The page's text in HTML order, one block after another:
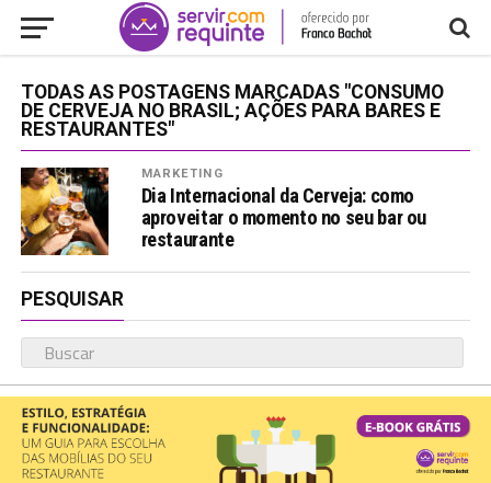
TODAS AS POSTAGENS MARCADAS "CONSUMO
DE CERVEJA NO BRASIL; AÇÕES PARA BARES E
RESTAURANTES"
MARKETING
Dia Internacional da Cerveja: como
aproveitar o momento no seu bar ou
restaurante
PESQUISAR